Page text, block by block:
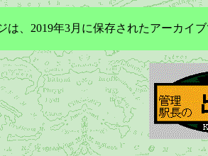
は、2019年3月に保存されたアーカイ